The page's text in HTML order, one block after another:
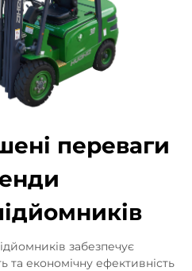
переваги
забезпечує
та економічну ефективність